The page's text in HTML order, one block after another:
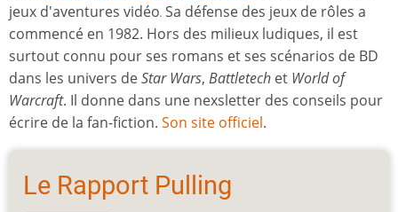
jeux d'aventures vidéo. Sa défense des jeux de rôles a
commencé en 1982. Hors des milieux ludiques, il est
surtout connu pour ses romans et ses scénarios de BD
dans les univers deStar Wars, Battletech et World of
Warcraft. Il donne dans une nexsletter des conseils pour
écrire de la fan-fiction. Son site officiel.
Le Rapport Pulling